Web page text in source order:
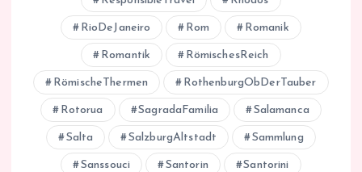
RioDeJaneiro Rom Romanik
Romantik RömischesReich
RömischeThermen RothenburgObDerTauber
Rotorua SagradaFamilia Salamanca
Salta SalzburgAltstadt Sammlung
Sanssouci Santorin Santorini